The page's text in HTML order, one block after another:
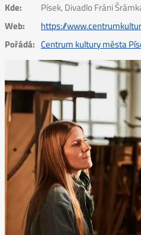
Kde: Písek, Divadlo Fráni
Web:
https://
Pořádá: Centrum kultury města